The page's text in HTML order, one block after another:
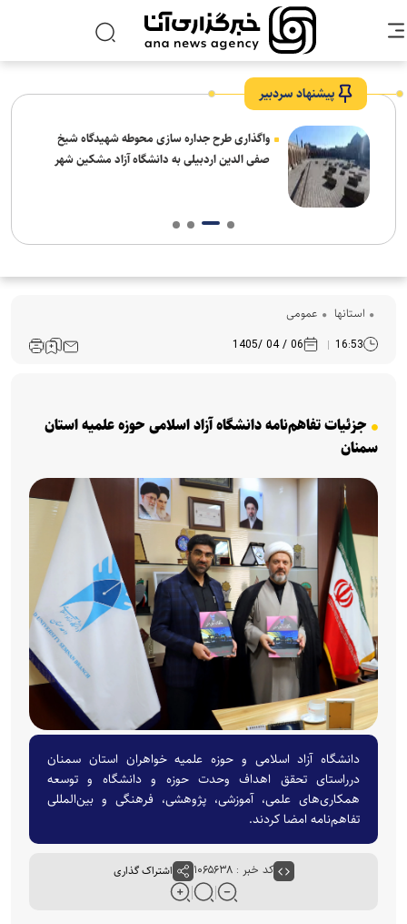
پیشنهاد سردبیر
واگذاری طرح جداره سازی محوطه شهیدگاه شیخ
صفی الدین اردبیلی به دانشگاه آزاد مشکین شهر
استانها عمومی
16:53
06 / 04 /1405
جزئیات تفاهم‌نامه دانشگاه آزاد اسلامی حوزه علمیه استان
سمنان
دانشگاه آزاد اسلامی و حوزه علمیه خواهران استان سمنان
درراستای تحقق اهداف وحدت حوزه و دانشگاه و توسعه
همکاری‌های علمی، آموزشی، پژوهشی، فرهنگی و بین‌المللی
تفاهم‌نامه امضا کردند.
کد خبر : ۱۰۶۵۶۳۸ اشتراک گذاری